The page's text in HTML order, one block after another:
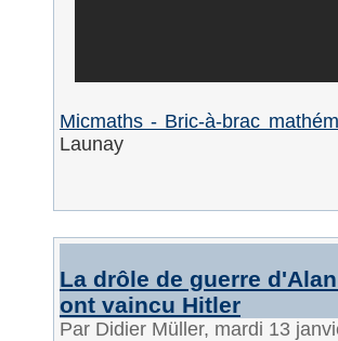
Micmaths - Bric-à-brac
Launay
La drôle de guerre
ont vaincu Hitler
Par Didier Müller, mardi 13